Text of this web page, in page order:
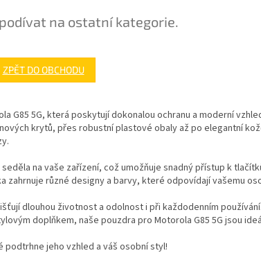
na ostatní kategorie.
ZPĚT DO OBCHODU
G85 5G, která poskytují dokonalou ochranu a moderní
krytů, přes robustní plastové obaly až po elegantní
na vaše zařízení, což umožňuje snadný přístup k
zahrnuje různé designy a barvy, které odpovídají vašemu
dlouhou životnost a odolnost i při každodenním
doplňkem, naše pouzdra pro Motorola G85 5G jsou
jeho vzhled a váš osobní styl!